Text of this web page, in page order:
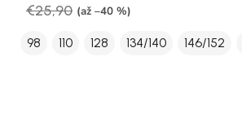
€25,90 (až –40 %)
98 110 128 134/140 146/152